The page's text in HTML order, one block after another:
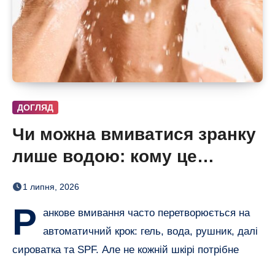
ДОГЛЯД
Чи можна вмиватися зранку
лише водою: кому це
підходить, а кому потрібен
1 липня, 2026
Р
анкове вмивання часто перетворюється на
автоматичний крок: гель, вода, рушник, далі
сироватка та SPF. Але не кожній шкірі потрібне